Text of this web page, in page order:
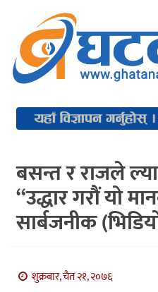
बसन्त र राजले
“उद्धार गरौं यो
सार्बजनीक
शुक्रबार, चैत २१, २०७६